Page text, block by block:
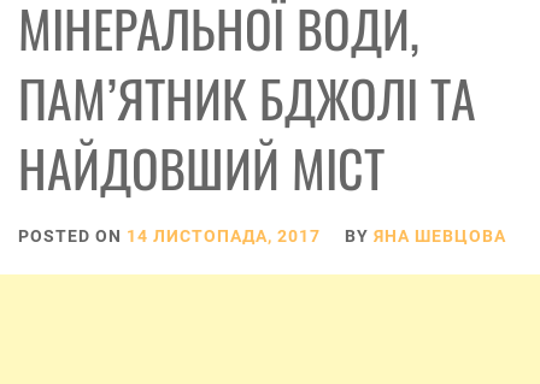
МІНЕРАЛЬНОЇ ВОДИ,
ПАМ’ЯТНИК БДЖОЛІ ТА
НАЙДОВШИЙ МІСТ
POSTED ON 14 ЛИСТОПАДА, 2017 BY ЯНА ШЕВЦОВА